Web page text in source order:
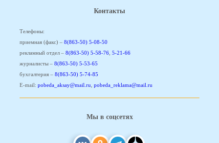
Контакты
Телефоны:
приемная (факс) – 8(863-50) 5-08-50
рекламный отдел – 8(863-50) 5-58-76, 5-21-66
журналисты – 8(863-50) 5-53-65
бухгалтерия – 8(863-50) 5-74-85
E-mail: pobeda_aksay@mail.ru, pobeda_reklama@mail.ru
Мы в соцсетях